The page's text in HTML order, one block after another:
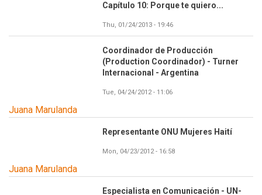
Capítulo 10: Porque te quiero...
Thu, 01/24/2013 - 19:46
Coordinador de Producción
(Production Coordinador) - Turner
Internacional - Argentina
Tue, 04/24/2012 - 11:06
Juana Marulanda
Representante ONU Mujeres Haití
Mon, 04/23/2012 - 16:58
Juana Marulanda
Especialista en Comunicación - UN-